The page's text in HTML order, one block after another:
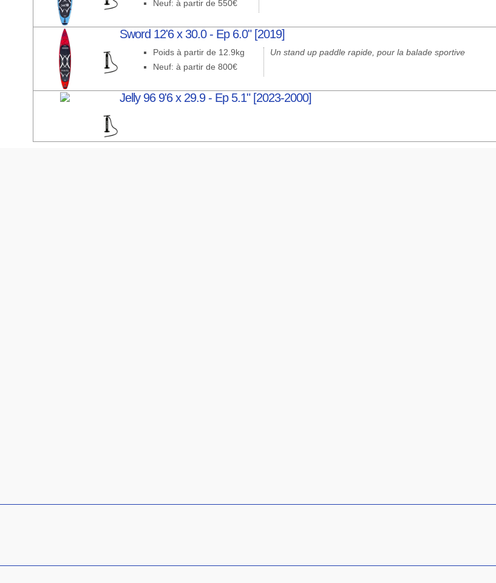
Neuf: à partir de 550€
Sword 12'6 x 30.0 - Ep 6.0" [2019]
Poids à partir de 12.9kg
Neuf: à partir de 800€
Un stand up paddle rapide, pour la balade sportive
Jelly 96 9'6 x 29.9 - Ep 5.1" [2023-2000]